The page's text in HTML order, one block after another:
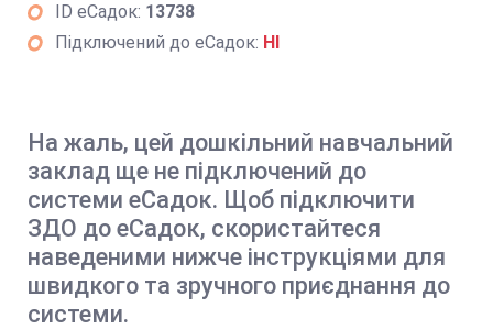
ID еСадок: 13738
Підключений до еСадок: НІ
На жаль, цей дошкільний навчальний
заклад ще не підключений до
системи еСадок. Щоб підключити
ЗДО до еСадок, скористайтеся
наведеними нижче інструкціями для
швидкого та зручного приєднання до
системи.